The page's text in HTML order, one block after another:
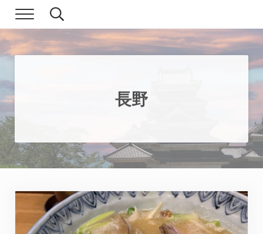
Skip to main content
Skip to header right navigation
Skip to site footer
現実逃避.com
食べ歩き、一人旅…そして時々家族旅行
Menu Search...
長野